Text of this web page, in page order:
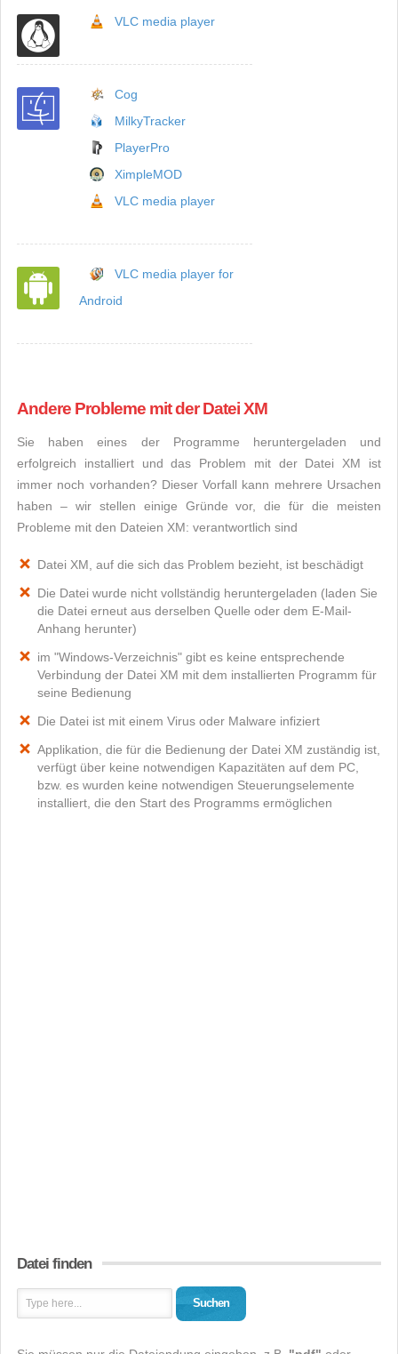
VLC media player
Cog
MilkyTracker
PlayerPro
XimpleMOD
VLC media player
VLC media player for
Android
Andere Probleme mit der Datei XM
Sie haben eines der Programme heruntergeladen und
erfolgreich installiert und das Problem mit der Datei XM ist
immer noch vorhanden? Dieser Vorfall kann mehrere Ursachen
haben – wir stellen einige Gründe vor, die für die meisten
Probleme mit den Dateien XM: verantwortlich sind
Datei XM, auf die sich das Problem bezieht, ist beschädigt
Die Datei wurde nicht vollständig heruntergeladen (laden Sie
die Datei erneut aus derselben Quelle oder dem E-Mail-
Anhang herunter)
im "Windows-Verzeichnis" gibt es keine entsprechende
Verbindung der Datei XM mit dem installierten Programm für
seine Bedienung
Die Datei ist mit einem Virus oder Malware infiziert
Applikation, die für die Bedienung der Datei XM zuständig ist,
verfügt über keine notwendigen Kapazitäten auf dem PC,
bzw. es wurden keine notwendigen Steuerungselemente
installiert, die den Start des Programms ermöglichen
Datei finden
Suchen